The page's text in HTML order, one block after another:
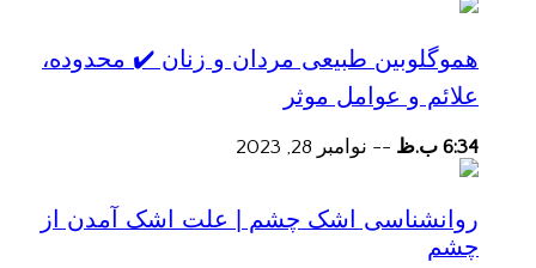
هموگلوبین طبیعی مردان و زنان ✔️ محدوده،
علائم و عوامل موثر
6:34 ب.ظ -- نوامبر 28, 2023
روانشناسی اشک چشم | علت اشک آمدن از
چشم